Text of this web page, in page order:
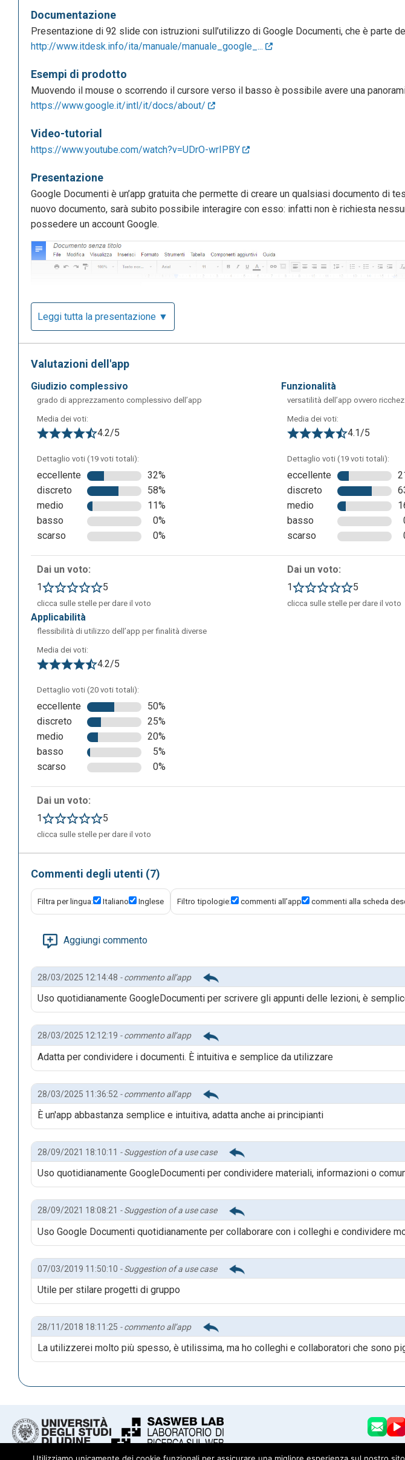
Documentazione
Presentazione di 92 slide con istruzioni sull’utilizzo di Google Documenti, che è parte
http://www.itdesk.info/ita/manuale/manuale_google_...
Esempi di prodotto
Muovendo il mouse o scorrendo il cursore verso il basso è possibile avere una
https://www.google.it/intl/it/docs/about/
Video-tutorial
https://www.youtube.com/watch?v=UDrO-wrIPBY
Presentazione
Google Documenti è un’app gratuita che permette di creare un qualsiasi documento di
nuovo documento, sarà subito possibile interagire con esso: infatti non è richiesta
possedere un account Google.
Lo spazio bianco centrale rappresenta il foglio su cui è possibile scrivere. Cliccando su
pagina, ad esempio stampando il documento o inserendo immagini, tabelle e grafici. La
permette invece di modificare le caratteristiche del contenuto della pagina, come
Il trattino verde indica che, oltre a noi, un altro utente sta lavorando in tempo reale sullo
caratteristica molto interessante è la possibilità di inserire dei commenti contestuali,
associato, attraverso i quali aprire delle piccole discussioni prima di apportare
dalla pagina (è sempre possibile accedervi e riaprirli attraverso il tasto “Commenti” in
arricchire il foglio di testo inserendo immagini, grafici e tabelle che andranno ad
Una volta completato il documento, esso si salverà automaticamente sui server di
di Google Documenti.
L’app consente di lavorare anche senza connessione alla Rete e di vedere la cronologia
di ripristinare una determinata versione.
Leggi tutta la presentazione ▼
Valutazioni dell'app
giudizio complessivo
grado di apprezzamento complessivo dell’app
Media dei voti:
4.2/5
Dettaglio voti (19 voti totali):
eccellente
32%
discreto
58%
medio
11%
basso
0%
scarso
0%
Dai un voto:
1
5
clicca sulle stelle per dare il voto
funzionalità
versatilità dell’app ovvero
Media dei voti:
4.1/5
Dettaglio voti (19 voti totali):
eccellente
discreto
medio
basso
scarso
Dai un voto:
1
5
clicca sulle stelle per dare il voto
applicabilità
flessibilità di utilizzo dell’app per finalità diverse
Media dei voti:
4.2/5
Dettaglio voti (20 voti totali):
eccellente
50%
discreto
25%
medio
20%
basso
5%
scarso
0%
Dai un voto:
1
5
clicca sulle stelle per dare il voto
Commenti degli utenti (7)
Filtra per lingua: Italiano Inglese Filtro tipologie: commenti all’app commenti alla scheda
Aggiungi commento
28/03/2025 12:14:48 - commento all’app
Uso quotidianamente GoogleDocumenti per scrivere gli appunti delle lezioni, è
28/03/2025 12:12:19 - commento all’app
Adatta per condividere i documenti. È intuitiva e semplice da utilizzare
28/03/2025 11:36:52 - commento all’app
È un'app abbastanza semplice e intuitiva, adatta anche ai principianti
28/09/2021 18:10:11 - Suggestion of a use case
Uso quotidianamente GoogleDocumenti per condividere materiali, informazioni o
28/09/2021 18:08:21 - Suggestion of a use case
Uso Google Documenti quotidianamente per collaborare con i colleghi e condividere
07/03/2019 11:50:10 - Suggestion of a use case
Utile per stilare progetti di gruppo
28/11/2018 18:11:25 - commento all’app
La utilizzerei molto più spesso, è utilissima, ma ho colleghi e collaboratori che sono